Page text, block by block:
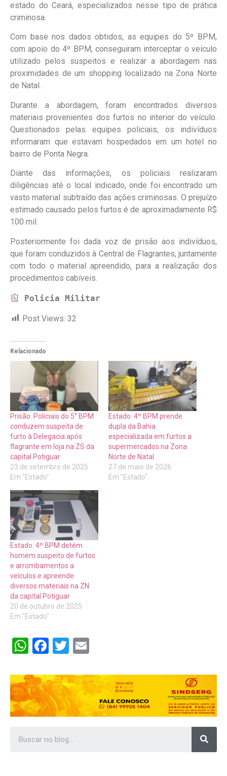
estado do Ceará, especializados nesse tipo de prática
criminosa.
Com base nos dados obtidos, as equipes do 5º BPM,
com apoio do 4º BPM, conseguiram interceptar o veículo
utilizado pelos suspeitos e realizar a abordagem nas
proximidades de um shopping localizado na Zona Norte
de Natal.
Durante a abordagem, foram encontrados diversos
materiais provenientes dos furtos no interior do veículo.
Questionados pelas equipes policiais, os indivíduos
informaram que estavam hospedados em um hotel no
bairro de Ponta Negra.
Diante das informações, os policiais realizaram
diligências até o local indicado, onde foi encontrado um
vasto material subtraído das ações criminosas. O prejuízo
estimado causado pelos furtos é de aproximadamente R$
100 mil.
Posteriormente foi dada voz de prisão aos indivíduos,
que foram conduzidos à Central de Flagrantes, juntamente
com todo o material apreendido, para a realização dos
procedimentos cabíveis.
Policia Militar
Post Views: 32
Relacionado
Prisão: Policiais do 5° BPM
conduzem suspeita de
furto à Delegacia após
flagrante em loja na ZS da
capital Potiguar
23 de setembro de 2025
Em "Estado"
Estado: 4º BPM prende
dupla da Bahia
especializada em furtos a
supermercados na Zona
Norte de Natal
27 de maio de 2026
Em "Estado"
Estado: 4º BPM detém
homem suspeito de furtos
e arrombamentos a
veículos e apreende
diversos materiais na ZN
da capital Potiguar
20 de outubro de 2025
Em "Estado"
WhatsApp
Facebook
Twitter